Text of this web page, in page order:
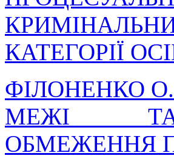
КАТЕГОРІЇ
ФІЛОНЕНКО
МЕЖІ ТА
ОБМЕЖЕННЯ